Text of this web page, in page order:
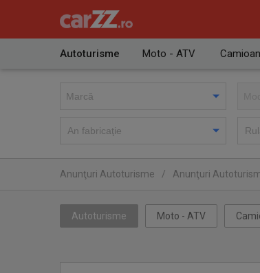
Autoturisme Moto - ATV
Anunţuri Autoturisme / Anunţuri
Autoturisme Moto - ATV